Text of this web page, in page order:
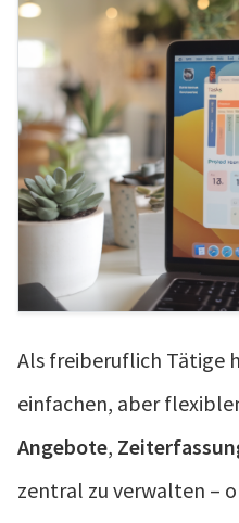
Als freiberuflich Tätige
einfachen, aber
Angebote,
zentral zu verwalten –